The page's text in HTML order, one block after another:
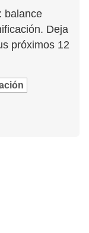
balance
Deja
próximos 12